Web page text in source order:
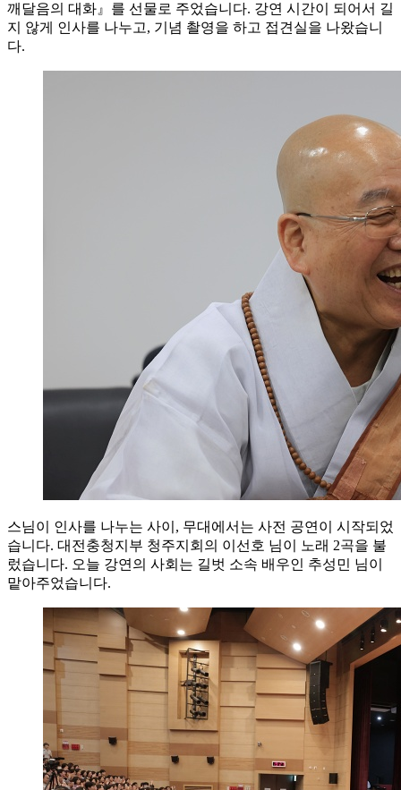
깨달음의 대화』를 선물로 주었습니다. 강연 시간이 되어서 길
지 않게 인사를 나누고, 기념 촬영을 하고 접견실을 나왔습니
다.
스님이 인사를 나누는 사이, 무대에서는 사전 공연이 시작되었
습니다. 대전충청지부 청주지회의 이선호 님이 노래 2곡을 불
렀습니다. 오늘 강연의 사회는 길벗 소속 배우인 추성민 님이
맡아주었습니다.